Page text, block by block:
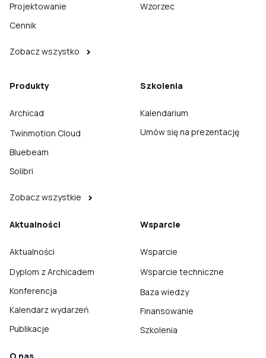
Projektowanie
Cennik
Zobacz wszystko
Wzorzec
Produkty
Archicad
Twinmotion Cloud
Bluebeam
Solibri
Zobacz wszystkie
Szkolenia
Kalendarium
Umów się na prezentację
Aktualności
Aktualności
Dyplom z Archicadem
Konferencja
Kalendarz wydarzeń
Publikacje
Wsparcie
Wsparcie
Wsparcie techniczne
Baza wiedzy
Finansowanie
Szkolenia